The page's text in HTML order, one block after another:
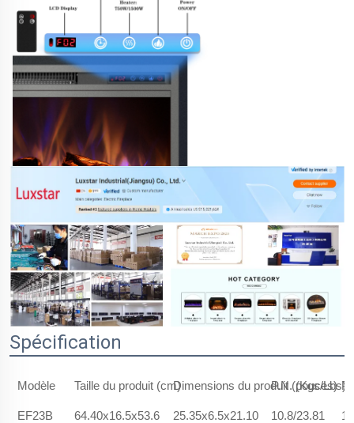
Spécification
Modèle Taille du produit (cm)Dimensions du produit (pouces)
P.N. (Kgs/Lbs)
EF23B 64.40x16.5x53.6 25.35x6.5x21.10 10.8/23.81